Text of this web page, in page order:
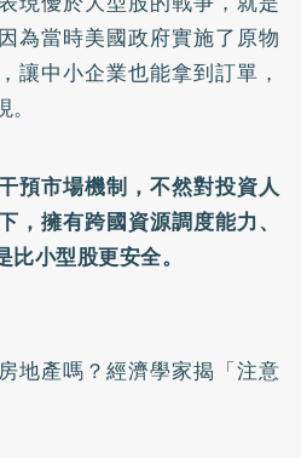
為當時美國政府實施了原物
讓中小企業也能拿到訂單，
預市場機制，不然對投資人
，擁有跨國資源調度能力、
小型股更安全。
地產嗎？經濟學家揭「注意